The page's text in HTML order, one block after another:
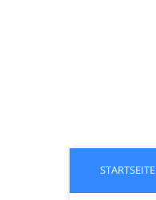
STARTSEITE